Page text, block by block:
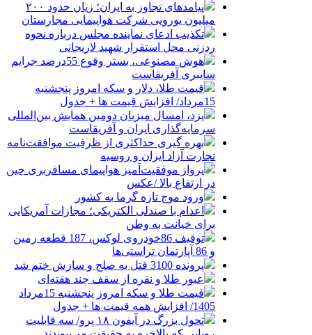
پیامدهای تجاوز به ایران؛ زیان حدود ۲۰۰
میلیون یورویی شرکت هواپیمایی مجارستان
تکذیب ادعای نماینده مجلس درباره نحوه
ردزنی محل استقرار شهید لاریجانی
هوش مصنوعی، بستر وقوع 55درصد جرایم
سایبری آفریقاست
قیمت طلا، دلار و سکه امروز پنجشنبه
15مرداد/ افزایش قیمت ها + جدول
یزد، امسال میزبان دومین همایش بین‌المللی
سرمایه‌گذاری ایران و آفریقاست
بهره گیری حداکثری از ظرفیت موافقت‌نامه
تجارت آزاد ایران و روسیه
پرواز موفقیت‌آمیز هواپیمای مسافربری چین
در ارتفاع بالا /عکس
ورود موج تازه گرما به کشور
اعدام با صندلی الکتریکی؛ مجازات آمریکایی
برای خیانت به وطن
توقیف 86خودروی لوکس، 187 قطعه زمین
و 86 آپارتمان تراستی‌ها
پرونده 3100 قتل به صلح و سازش ختم شد
عبور طلا و نقره از سقف چند هفته‌ای
قیمت طلا و سکه امروز پنجشنبه 15مرداد
1405/ افزایش همه قیمت ها + جدول
تحول بزرگ در آیفون ۱۸ پرو/ سه قابلیت